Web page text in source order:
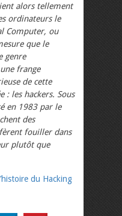
alors tellement
ordinateurs le
Computer, ou
que le
genre
frange
de cette
: les hackers. Sous
en 1983 par le
des
fouiller dans
plutôt que
du Hacking